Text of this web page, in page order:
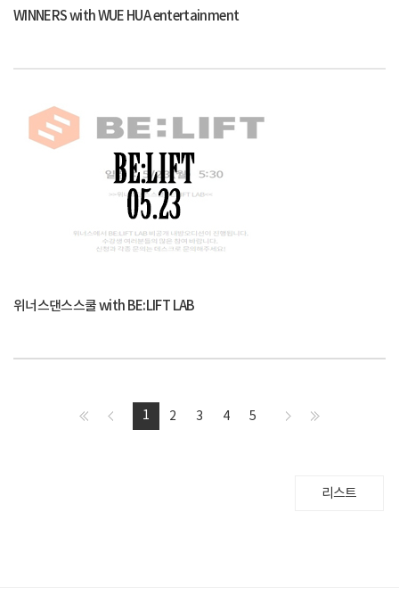
WINNERS with WUE HUA entertainment
위너스댄스스쿨 with BE:LIFT LAB
1 2 3 4 5
리스트